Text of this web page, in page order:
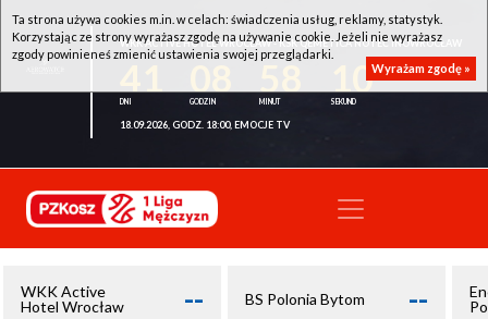
WKK ACTIVE HOTEL WROCŁAW - KSK QEMETICA NOTEĆ INOWROCŁAW
10
18.09.2026, GODZ. 18:00, EMOCJE TV
WKK Active
Hotel Wrocław
-- BS Polonia Bytom --
Ta strona używa cookies m.in. w celach: świadczenia usług, reklamy, statystyk.
Korzystając ze strony wyrażasz zgodę na używanie cookie. Jeżeli nie wyrażasz
zgody powinieneś zmienić ustawienia swojej przeglądarki.
Wyrażam zgodę »